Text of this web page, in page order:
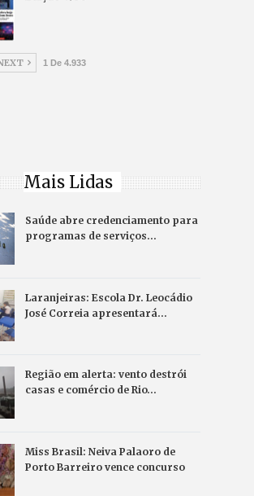
1 De 4.933
Mais Lidas
Saúde abre credenciamento para
programas de serviços…
Laranjeiras: Escola Dr. Leocádio
José Correia apresentará…
Região em alerta: vento destrói
casas e comércio de Rio…
Miss Brasil: Neiva Palaoro de
Porto Barreiro vence concurso